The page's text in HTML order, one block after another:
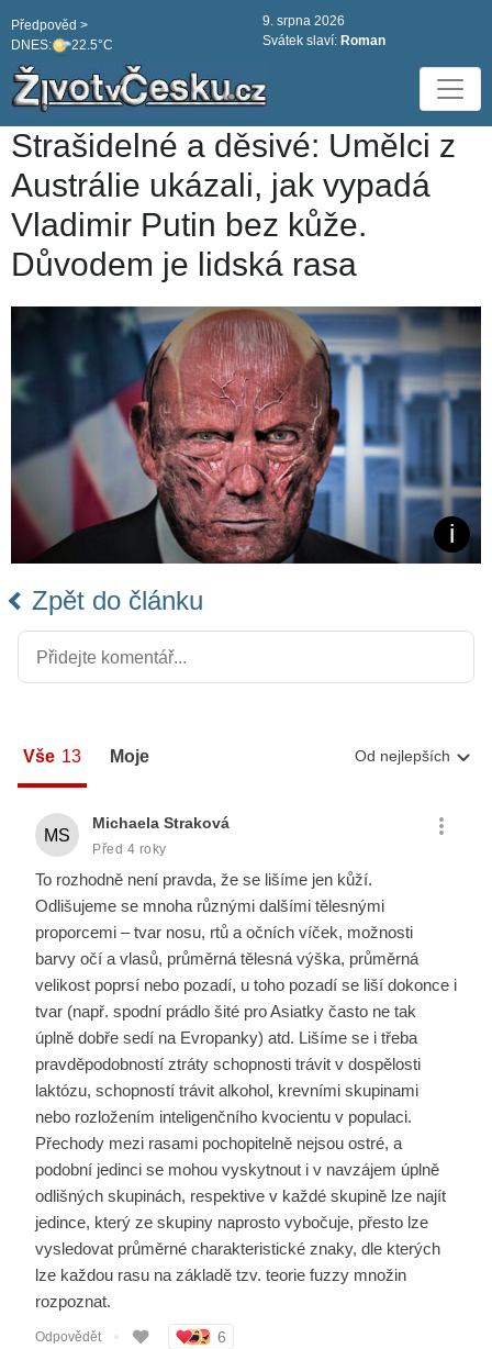
DNES: 22.5°C
Předpověd >
9. srpna 2026
Svátek slaví: Roman
Strašidelné a děsivé: Umělci z
Austrálie ukázali, jak vypadá
Vladimir Putin bez kůže.
Důvodem je lidská rasa
Zpět do článku